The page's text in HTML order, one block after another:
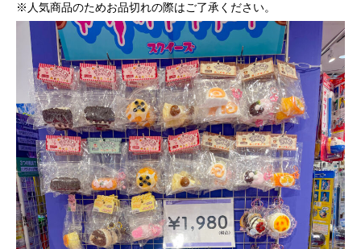
※人気商品のためお品切れの際はご了承ください。